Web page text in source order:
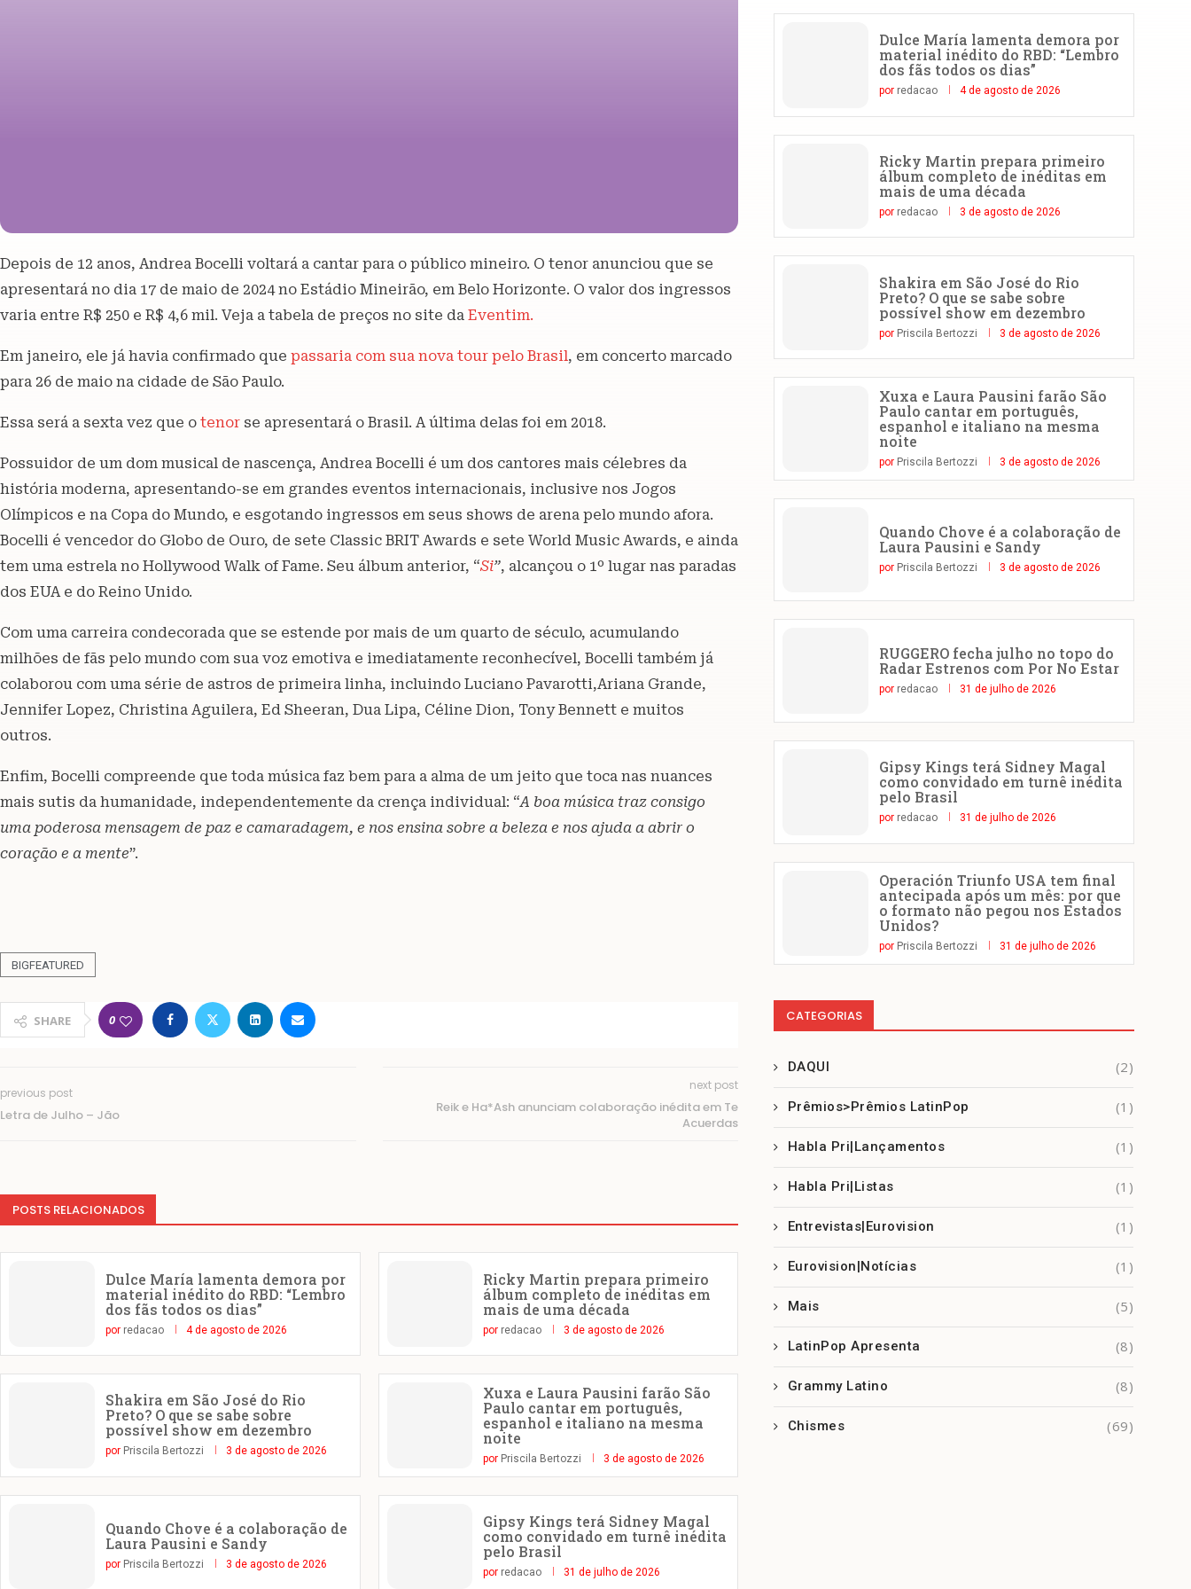
Depois de 12 anos, Andrea Bocelli voltará a cantar para o público mineiro. O tenor anunciou que se
apresentará no dia 17 de maio de 2024 no Estádio Mineirão, em Belo Horizonte. O valor dos ingressos
varia entre R$ 250 e R$ 4,6 mil. Veja a tabela de preços no site da Eventim.
Em janeiro, ele já havia confirmado que passaria com sua nova tour pelo Brasil, em concerto marcado
para 26 de maio na cidade de São Paulo.
Essa será a sexta vez que o tenor se apresentará o Brasil. A última delas foi em 2018.
Possuidor de um dom musical de nascença, Andrea Bocelli é um dos cantores mais célebres da
história moderna, apresentando-se em grandes eventos internacionais, inclusive nos Jogos
Olímpicos e na Copa do Mundo, e esgotando ingressos em seus shows de arena pelo mundo afora.
Bocelli é vencedor do Globo de Ouro, de sete Classic BRIT Awards e sete World Music Awards, e ainda
tem uma estrela no Hollywood Walk of Fame. Seu álbum anterior, “Si”, alcançou o 1º lugar nas paradas
dos EUA e do Reino Unido.
Com uma carreira condecorada que se estende por mais de um quarto de século, acumulando
milhões de fãs pelo mundo com sua voz emotiva e imediatamente reconhecível, Bocelli também já
colaborou com uma série de astros de primeira linha, incluindo Luciano Pavarotti,Ariana Grande,
Jennifer Lopez, Christina Aguilera, Ed Sheeran, Dua Lipa, Céline Dion, Tony Bennett e muitos
outros.
Enfim, Bocelli compreende que toda música faz bem para a alma de um jeito que toca nas nuances
mais sutis da humanidade, independentemente da crença individual: “A boa música traz consigo
uma poderosa mensagem de paz e camaradagem, e nos ensina sobre a beleza e nos ajuda a abrir o
coração e a mente”.
BIGFEATURED
SHARE 0
previous post
Letra de Julho – Jão
next post
Reik e Ha*Ash anunciam colaboração inédita em Te
Acuerdas
POSTS RELACIONADOS
Dulce María lamenta demora por
material inédito do RBD: “Lembro
dos fãs todos os dias”
por redacao 4 de agosto de 2026
Ricky Martin prepara primeiro
álbum completo de inéditas em
mais de uma década
por redacao 3 de agosto de 2026
Shakira em São José do Rio
Preto? O que se sabe sobre
possível show em dezembro
por Priscila Bertozzi 3 de agosto de 2026
Xuxa e Laura Pausini farão São
Paulo cantar em português,
espanhol e italiano na mesma
noite
por Priscila Bertozzi 3 de agosto de 2026
Quando Chove é a colaboração de
Laura Pausini e Sandy
por Priscila Bertozzi 3 de agosto de 2026
Gipsy Kings terá Sidney Magal
como convidado em turnê inédita
pelo Brasil
por redacao 31 de julho de 2026
Dulce María lamenta demora por
material inédito do RBD: “Lembro
dos fãs todos os dias”
por redacao 4 de agosto de 2026
Ricky Martin prepara primeiro
álbum completo de inéditas em
mais de uma década
por redacao 3 de agosto de 2026
Shakira em São José do Rio
Preto? O que se sabe sobre
possível show em dezembro
por Priscila Bertozzi 3 de agosto de 2026
Xuxa e Laura Pausini farão São
Paulo cantar em português,
espanhol e italiano na mesma
noite
por Priscila Bertozzi 3 de agosto de 2026
Quando Chove é a colaboração de
Laura Pausini e Sandy
por Priscila Bertozzi 3 de agosto de 2026
RUGGERO fecha julho no topo do
Radar Estrenos com Por No Estar
por redacao 31 de julho de 2026
Gipsy Kings terá Sidney Magal
como convidado em turnê inédita
pelo Brasil
por redacao 31 de julho de 2026
Operación Triunfo USA tem final
antecipada após um mês: por que
o formato não pegou nos Estados
Unidos?
por Priscila Bertozzi 31 de julho de 2026
CATEGORIAS
DAQUI (2)
Prêmios>Prêmios LatinPop (1)
Habla Pri|Lançamentos (1)
Habla Pri|Listas (1)
Entrevistas|Eurovision (1)
Eurovision|Notícias (1)
Mais (5)
LatinPop Apresenta (8)
Grammy Latino (8)
Chismes (69)